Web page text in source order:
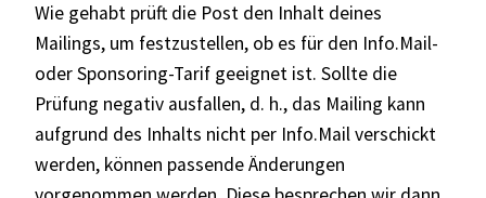
Wie gehabt prüft die Post den Inhalt deines
Mailings, um festzustellen, ob es für den Info.Mail-
oder Sponsoring-Tarif geeignet ist. Sollte die
Prüfung negativ ausfallen, d. h., das Mailing kann
aufgrund des Inhalts nicht per Info.Mail verschickt
werden, können passende Änderungen